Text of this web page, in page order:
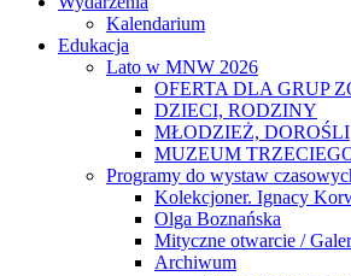
Kalendarium
Edukacja
Lato w MNW 2026
OFERTA DLA GRUP
DZIECI, RODZINY
MŁODZIEŻ, DOROŚLI
MUZEUM
Programy do wystaw
Kolekcjoner. Ignacy
Olga Boznańska
Mityczne otwarcie /
Archiwum